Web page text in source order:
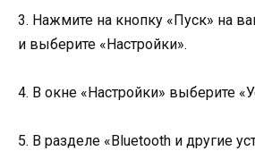
3. Нажмите на кнопку «Пуск» на
и выберите «Настройки».
4. В окне «Настройки» выберите
5. В разделе «Bluetooth и другие